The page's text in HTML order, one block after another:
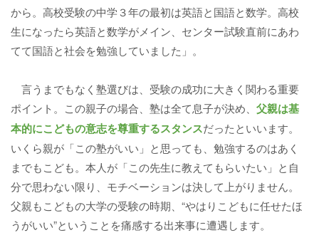
から。高校受験の中学３年の最初は英語と国語と数学。高校
生になったら英語と数学がメイン、センター試験直前にあわ
てて国語と社会を勉強していました」。
言うまでもなく塾選びは、受験の成功に大きく関わる重要
ポイント。この親子の場合、塾は全て息子が決め、 父親は基
本的にこどもの意志を尊重するスタンスだったといいます。
いくら親が「この塾がいい」と思っても、勉強するのはあく
までもこども。本人が「この先生に教えてもらいたい」と自
分で思わない限り、モチベーションは決して上がりません。
父親もこどもの大学の受験の時期、“やはりこどもに任せたほ
うがいい”ということを痛感する出来事に遭遇します。